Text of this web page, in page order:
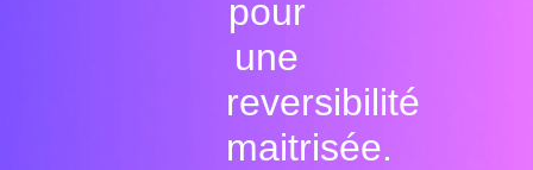
pour
une
reversibilité
maitrisée.